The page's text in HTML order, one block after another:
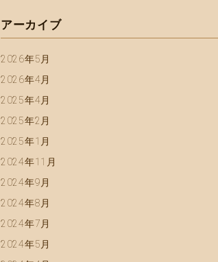
アーカイブ
2026年5月
2026年4月
2025年4月
2025年2月
2025年1月
2024年11月
2024年9月
2024年8月
2024年7月
2024年5月